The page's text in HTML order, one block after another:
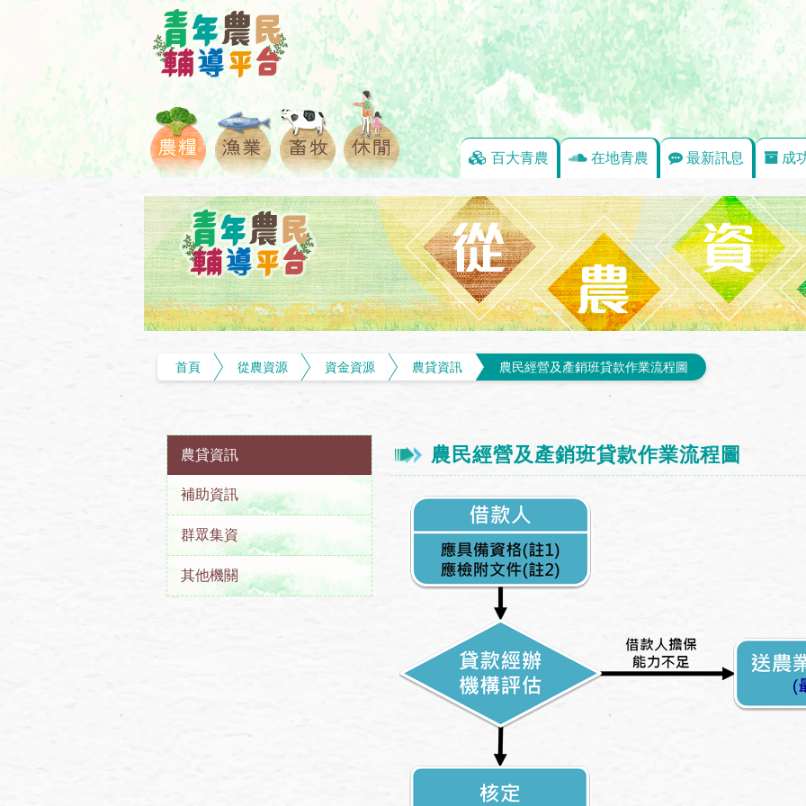
百大青農 在地青農 最新訊息 成
首頁 從農資源 資金資源 農貸資訊 農民經營及產銷班貸款作業流程圖
農貸資訊
補助資訊
群眾集資
其他機關
農民經營及產銷班貸款作業流程圖